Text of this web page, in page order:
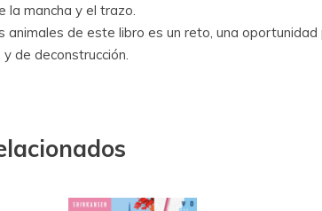
la mancha y el trazo.
animales de este libro es un reto, una
de deconstrucción.